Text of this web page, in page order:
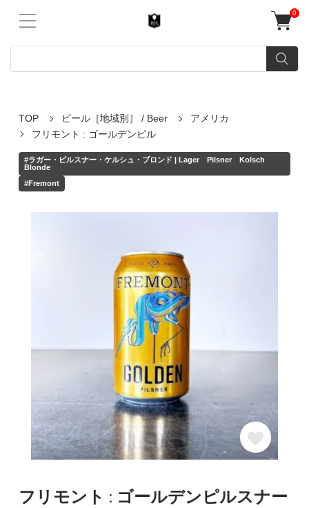
0
TOP ビール［地域別］ / Beer
アメリカ
フリモント : ゴールデンピル
#ラガー・ピルスナー・ケルシュ・ブロンド | Lager Pilsner Kolsch
Blonde
#Fremont
フリモント : ゴールデンピルスナー